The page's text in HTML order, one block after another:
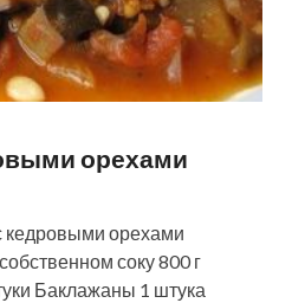
орехами
кедровыми орехами
соку 800 г
Баклажаны 1 штука